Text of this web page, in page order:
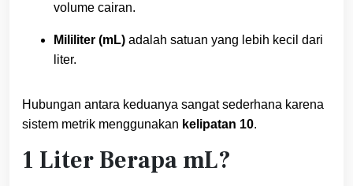
volume cairan.
Mililiter (mL) adalah satuan yang lebih kecil dari
liter.
Hubungan antara keduanya sangat sederhana karena
sistem metrik menggunakan kelipatan 10.
1 Liter Berapa mL?